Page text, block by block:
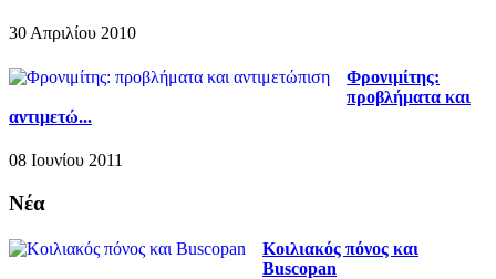
30 Απριλίου 2010
Φρονιμίτης:
προβλήματα και
αντιμετώ...
08 Ιουνίου 2011
Νέα
Κοιλιακός πόνος και
Buscopan